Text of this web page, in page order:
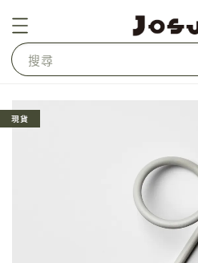
搜尋
現貨